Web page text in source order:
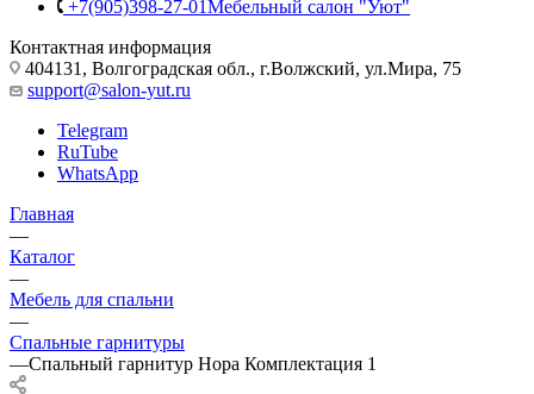
+7(905)398-27-01Мебельный салон "Уют"
Контактная информация
404131, Волгоградская обл., г.Волжский, ул.Мира, 75
support@salon-yut.ru
Telegram
RuTube
WhatsApp
Главная
—
Каталог
—
Мебель для спальни
—
Спальные гарнитуры
—Спальный гарнитур Нора Комплектация 1